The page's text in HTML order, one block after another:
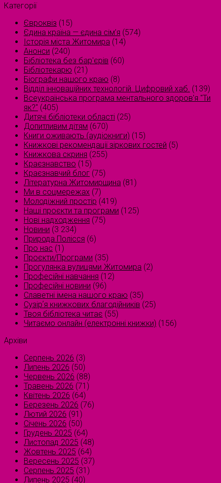
Категорії
Євроквіз (15)
Єдина країна — єдина сім’я (574)
Історія міста Житомира (14)
Анонси (240)
Бібліотека без бар'єрів (60)
Бібліотекарю (21)
Біографи нашого краю (8)
Відділ інноваційних технологій. Цифровий хаб. (139)
Всеукраїнська програма ментального здоров'я "Ти
як?" (405)
Дитячі бібліотеки області (25)
Допитливим дітям (670)
Книги оживають (аудіокниги) (15)
Книжкові рекомендації зіркових гостей (5)
Книжкова скриня (255)
Краєзнавство (15)
Краєзнавчий блог (75)
Літературна Житомирщина (81)
Ми в соцмережах (7)
Молодіжний простір (419)
Наші проєкти та програми (125)
Нові надходження (75)
Новини (3 234)
Природа Полісся (6)
Про нас (1)
Проєкти/Програми (35)
Прогулянка вулицями Житомира (2)
Професійні навчання (12)
Професійні новини (96)
Славетні імена нашого краю (35)
Сузірʼя книжкових благодійників (25)
Твоя бібліотека читає (55)
Читаємо онлайн (електронні книжки) (156)
Архіви
Серпень 2026 (3)
Липень 2026 (50)
Червень 2026 (88)
Травень 2026 (71)
Квітень 2026 (64)
Березень 2026 (76)
Лютий 2026 (91)
Січень 2026 (50)
Грудень 2025 (64)
Листопад 2025 (48)
Жовтень 2025 (64)
Вересень 2025 (37)
Серпень 2025 (31)
Липень 2025 (40)